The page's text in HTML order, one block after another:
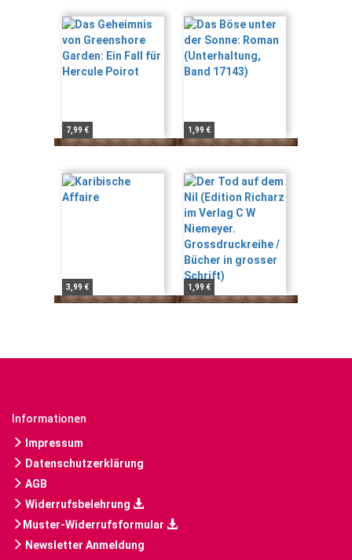
7,99 € 1,99 €
3,99 € 1,99 €
Informationen
Impressum
Datenschutzerklärung
AGB
Widerrufsbelehrung
Muster-Widerrufsformular
Newsletter Anmeldung